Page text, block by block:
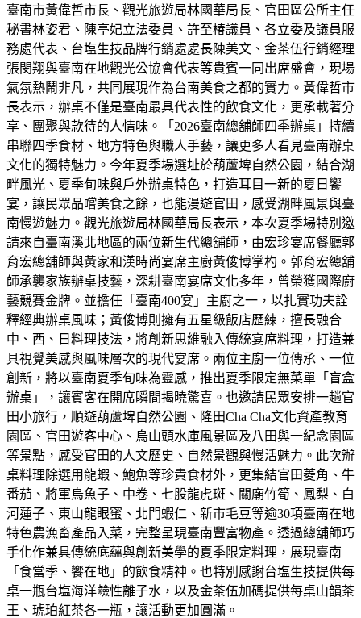
臺南市黃偉哲市長、觀光旅遊局林國華局長、官田區公所主任
秘書林姿君、陳亭妃立法委員、許至椿議員、各立委及議員服
務處代表、台塩生技品牌行銷處處長陳美文、金茶伍行銷經理
張閔翔與臺南在地觀光公協會代表等貴賓一同出席盛會，現場
氣氛熱鬧非凡，共同展現作為台南美食之都的實力。黃偉哲市
長表示，辦桌不僅是臺南最具代表性的飲食文化，更承載著分
享、團聚與款待的人情味。「2026臺南總舖師四季辦桌」持續
串聯四季食材、地方特色與職人手藝，讓更多人看見臺南辦桌
文化的獨特魅力。今年夏季場選址於葫蘆埤自然公園，結合湖
畔風光、夏季旬味與戶外辦桌特色，打造耳目一新的夏日饗
宴，讓民眾品嚐美食之餘，也能漫遊官田，感受湖畔風景與臺
南慢遊魅力。觀光旅遊局林國華局長表示，本次夏季場特別邀
請來自臺南溪北地區的兩位新生代總舖師，由宏珍宴席餐廳郭
育宏總舖師與黃家和漢時尚宴席主廚黃俊博掌杓。郭育宏總舖
師承襲家族辦桌技藝，深耕臺南宴席文化多年，曾榮獲國際廚
藝競賽金牌。並擔任「臺南400宴」主廚之一，以扎實功夫詮
釋經典辦桌風味；黃俊博則擁有五星級飯店歷練，擅長融合
中、西、日料理技法，將創新思維融入傳統宴席料理，打造兼
具視覺美感與風味層次的現代宴席。兩位主廚一位傳承、一位
創新，將以臺南夏季旬味為靈感，推出夏季限定無菜單「盲盒
辦桌」，讓賓客在開席瞬間揭曉驚喜。也邀請民眾安排一趟官
田小旅行，順遊葫蘆埤自然公園、隆田Cha Cha文化資產教育
園區、官田遊客中心、烏山頭水庫風景區及八田與一紀念園區
等景點，感受官田的人文歷史、自然景觀與慢活魅力。此次辦
桌料理除選用龍蝦、鮑魚等珍貴食材外，更集結官田菱角、牛
番茄、將軍烏魚子、中卷、七股龍虎斑、關廟竹筍、鳳梨、白
河蓮子、東山龍眼蜜、北門蝦仁、新市毛豆等逾30項臺南在地
特色農漁畜產品入菜，完整呈現臺南豐富物產。透過總舖師巧
手化作兼具傳統底蘊與創新美學的夏季限定料理，展現臺南
「食當季、饗在地」的飲食精神。也特別感謝台塩生技提供每
桌一瓶台塩海洋鹼性離子水，以及金茶伍加碼提供每桌山韻茶
王、琥珀紅茶各一瓶，讓活動更加圓滿。